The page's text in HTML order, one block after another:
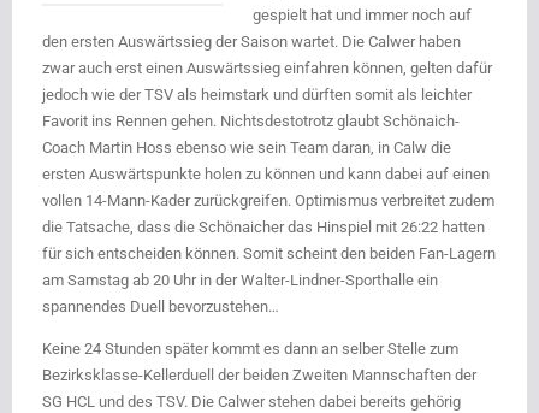
gespielt hat und immer noch auf
den ersten Auswärtssieg der Saison wartet. Die Calwer haben
zwar auch erst einen Auswärtssieg einfahren können, gelten dafür
jedoch wie der TSV als heimstark und dürften somit als leichter
Favorit ins Rennen gehen. Nichtsdestotrotz glaubt Schönaich-
Coach Martin Hoss ebenso wie sein Team daran, in Calw die
ersten Auswärtspunkte holen zu können und kann dabei auf einen
vollen 14-Mann-Kader zurückgreifen. Optimismus verbreitet zudem
die Tatsache, dass die Schönaicher das Hinspiel mit 26:22 hatten
für sich entscheiden können. Somit scheint den beiden Fan-Lagern
am Samstag ab 20 Uhr in der Walter-Lindner-Sporthalle ein
spannendes Duell bevorzustehen…
Keine 24 Stunden später kommt es dann an selber Stelle zum
Bezirksklasse-Kellerduell der beiden Zweiten Mannschaften der
SG HCL und des TSV. Die Calwer stehen dabei bereits gehörig